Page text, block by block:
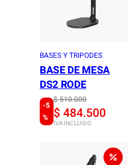
BASES Y TRIPODES
BASE DE MESA
DS2 RODE
-5
%
$510.000
O
r$ 484.500
C
u
IVA INCLUIDO